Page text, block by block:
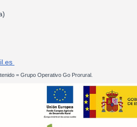
83 60 01
= Grupo Operativo Go Prorural.